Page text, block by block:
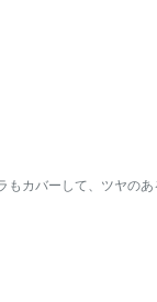
カバーして、ツヤのあ